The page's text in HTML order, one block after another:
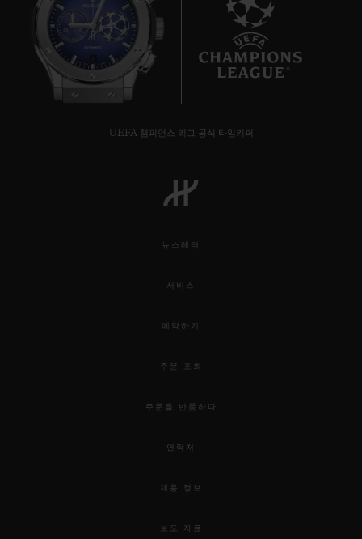
7
UEFA 챔피언스 리그 공식 타임키퍼
뉴스레터
서비스
예약하기
주문 조회
주문을 반품하다
연락처
채용 정보
보도 자료